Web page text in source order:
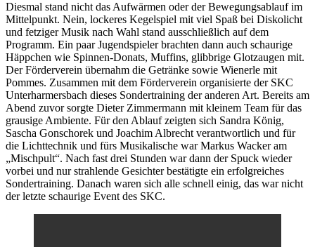
Diesmal stand nicht das Aufwärmen oder der Bewegungsablauf im
Mittelpunkt. Nein, lockeres Kegelspiel mit viel Spaß bei Diskolicht
und fetziger Musik nach Wahl stand ausschließlich auf dem
Programm. Ein paar Jugendspieler brachten dann auch schaurige
Häppchen wie Spinnen-Donats, Muffins, glibbrige Glotzaugen mit.
Der Förderverein übernahm die Getränke sowie Wienerle mit
Pommes. Zusammen mit dem Förderverein organisierte der SKC
Unterharmersbach dieses Sondertraining der anderen Art. Bereits am
Abend zuvor sorgte Dieter Zimmermann mit kleinem Team für das
grausige Ambiente. Für den Ablauf zeigten sich Sandra König,
Sascha Gonschorek und Joachim Albrecht verantwortlich und für
die Lichttechnik und fürs Musikalische war Markus Wacker am
„Mischpult“. Nach fast drei Stunden war dann der Spuck wieder
vorbei und nur strahlende Gesichter bestätigte ein erfolgreiches
Sondertraining. Danach waren sich alle schnell einig, das war nicht
der letzte schaurige Event des SKC.